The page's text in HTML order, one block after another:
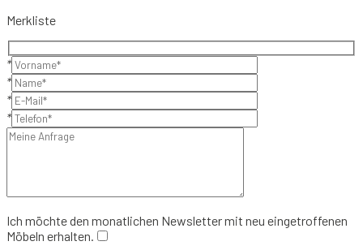
Merkliste
*
*
*
*
Ich möchte den monatlichen Newsletter mit neu eingetroffenen
Möbeln erhalten.